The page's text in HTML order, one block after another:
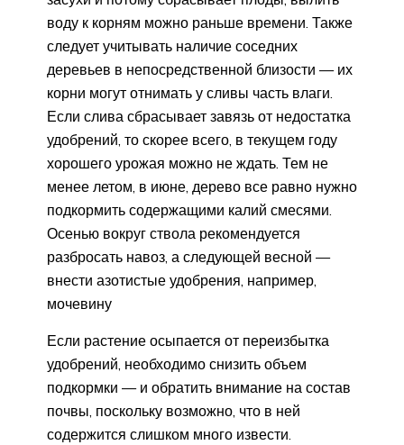
воду к корням можно раньше времени. Также
следует учитывать наличие соседних
деревьев в непосредственной близости — их
корни могут отнимать у сливы часть влаги.
Если слива сбрасывает завязь от недостатка
удобрений, то скорее всего, в текущем году
хорошего урожая можно не ждать. Тем не
менее летом, в июне, дерево все равно нужно
подкормить содержащими калий смесями.
Осенью вокруг ствола рекомендуется
разбросать навоз, а следующей весной —
внести азотистые удобрения, например,
мочевину
Если растение осыпается от переизбытка
удобрений, необходимо снизить объем
подкормки — и обратить внимание на состав
почвы, поскольку возможно, что в ней
содержится слишком много извести.